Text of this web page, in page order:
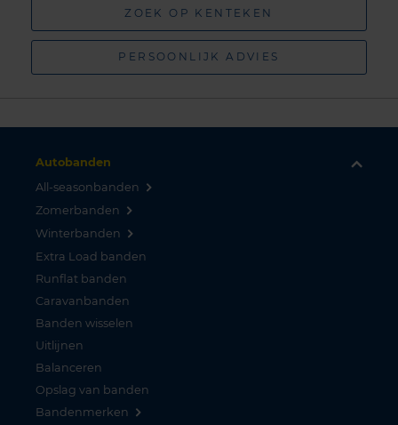
ZOEK OP KENTEKEN
PERSOONLIJK ADVIES
Autobanden
All-seasonbanden
Zomerbanden
Winterbanden
Extra Load banden
Runflat banden
Caravanbanden
Banden wisselen
Uitlijnen
Balanceren
Opslag van banden
Bandenmerken